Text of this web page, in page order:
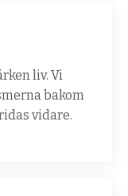
liv. Vi
bakom
vidare.